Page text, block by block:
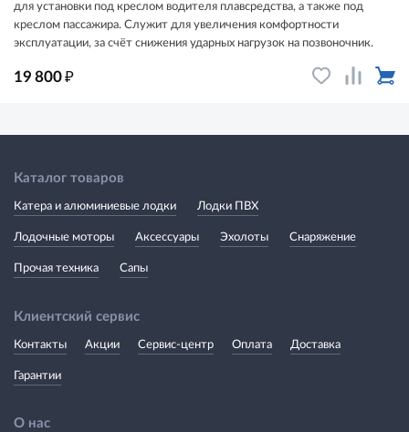
для установки под креслом водителя плавсредства, а также под
креслом пассажира. Служит для увеличения комфортности
эксплуатации, за счёт снижения ударных нагрузок на позвоночник.
19 800₽
Каталог товаров
Катера и алюминиевые лодки Лодки ПВХ
Лодочные моторы Аксессуары Эхолоты Снаряжение
Прочая техника Сапы
Клиентский сервис
Контакты Акции Сервис-центр Оплата Доставка
Гарантии
О нас